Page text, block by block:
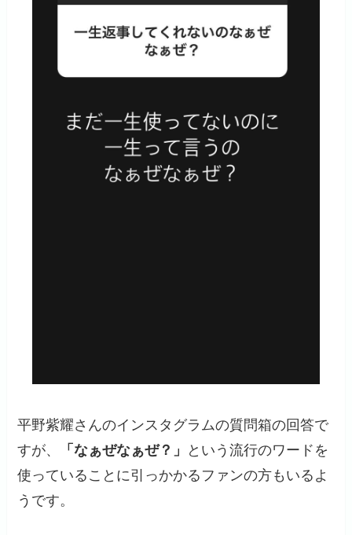
平野紫耀さんのインスタグラムの質問箱の回答で
すが、
「なぁぜなぁぜ？」
という流行のワードを
使っていることに引っかかるファンの方もいるよ
うです。